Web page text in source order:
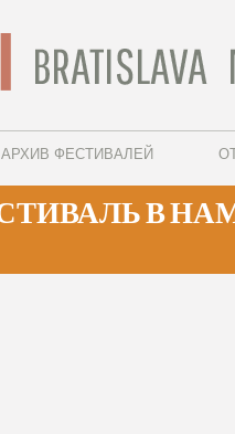
АРХИВ ФЕСТИВАЛЕЙ
В